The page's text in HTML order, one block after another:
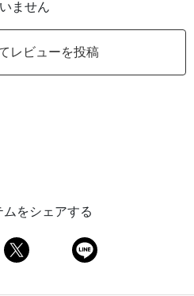
ません
レビューを投稿
ムをシェアする